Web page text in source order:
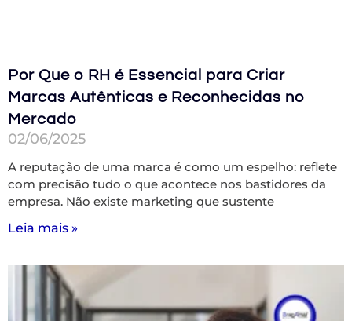
Por Que o RH é Essencial para Criar
Marcas Autênticas e Reconhecidas no
Mercado
02/06/2025
A reputação de uma marca é como um espelho: reflete
com precisão tudo o que acontece nos bastidores da
empresa. Não existe marketing que sustente
Leia mais »